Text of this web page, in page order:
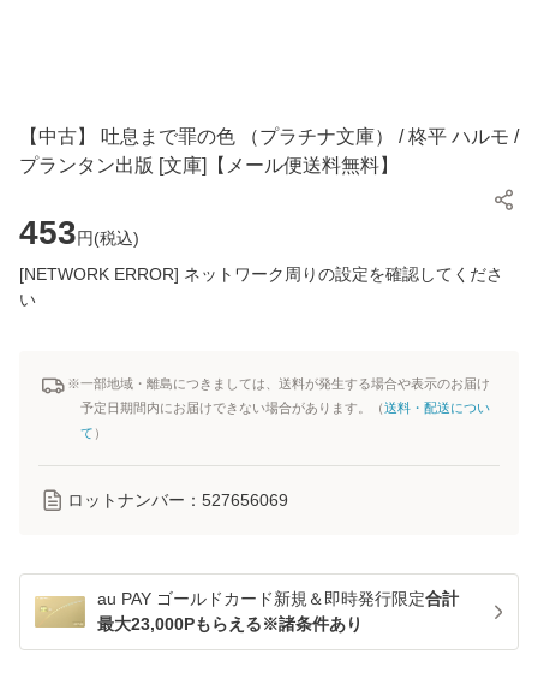
【中古】 吐息まで罪の色 （プラチナ文庫） / 柊平 ハルモ /
プランタン出版 [文庫]【メール便送料無料】
453円(税込)
[NETWORK ERROR] ネットワーク周りの設定を確認してくださ
い
※一部地域・離島につきましては、送料が発生する場合や表示のお届け
予定日期間内にお届けできない場合があります。（送料・配送につい
て ）
ロットナンバー： 527656069
au PAY ゴールドカード新規＆即時発行限定合計
最大23,000Pもらえる※諸条件あり